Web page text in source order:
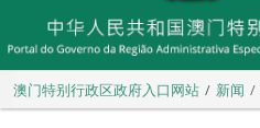
澳门特别行政区政府入口网站 新闻